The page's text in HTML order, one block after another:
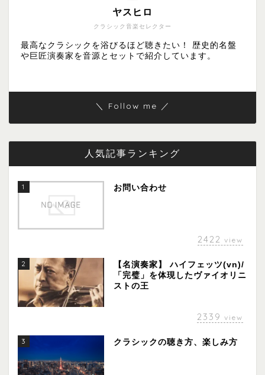
クラシック音楽セレクター
ヤスヒロ
最高なクラシックを浴びるほど聴きたい！ 歴史的名盤
や巨匠演奏家を音源とセットで紹介しています。
＼ Follow me ／
人気記事ランキング
1 お問い合わせ
2422 view
2
【名演奏家】 ハイフェッツ(vn)/
「完璧」を体現したヴァイオリニ
ストの王
2339 view
3 クラシックの聴き方、楽しみ方